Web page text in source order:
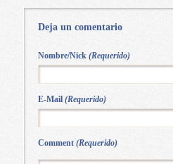
Deja un comentario
Comment (Requerido)
Nombre/Nick (Requerido)
E-Mail (Requerido)